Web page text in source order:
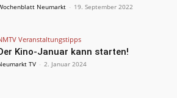
Neumarkt - 19. September 2022
Veranstaltungstipps
Kino-Januar kann starten!
TV - 2. Januar 2024